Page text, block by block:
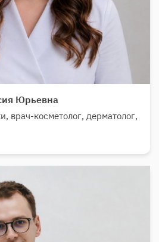
Юрьевна
врач-косметолог, дерматолог,